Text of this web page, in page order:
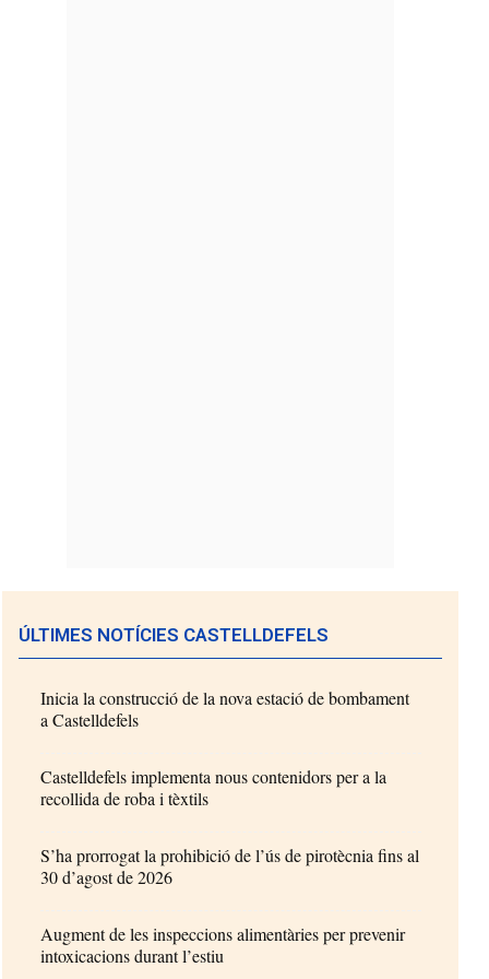
ÚLTIMES NOTÍCIES CASTELLDEFELS
Inicia la construcció de la nova estació de bombament
a Castelldefels
Castelldefels implementa nous contenidors per a la
recollida de roba i tèxtils
S’ha prorrogat la prohibició de l’ús de pirotècnia fins al
30 d’agost de 2026
Augment de les inspeccions alimentàries per prevenir
intoxicacions durant l’estiu